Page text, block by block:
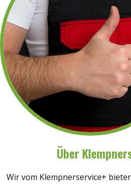
Über
Wir vom Klempnerservice+